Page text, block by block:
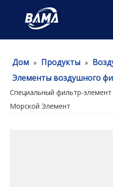
Дом » Продукты »
Элементы воздушного
Специальный фильтр-
Морской Элемент